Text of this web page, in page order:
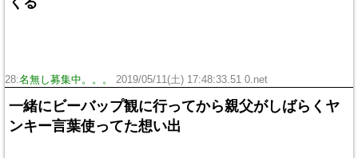
28:名無し募集中。。。 2019/05/11(土) 17:48:33.51 0.net
一緒にビーバップ観に行ってから親父がしばらくヤ
ンキー言葉使ってた想い出